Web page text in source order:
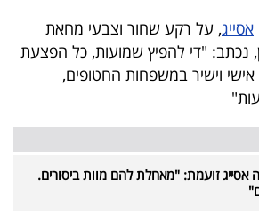
אסייג, על רקע שחור וצבעי מחאת
נכתב: "די להפיץ שמועות, כל הפצעת
וישיר במשפחות החטופים,
אסייג זועמת: "מאחלת להם מוות ביסורים.